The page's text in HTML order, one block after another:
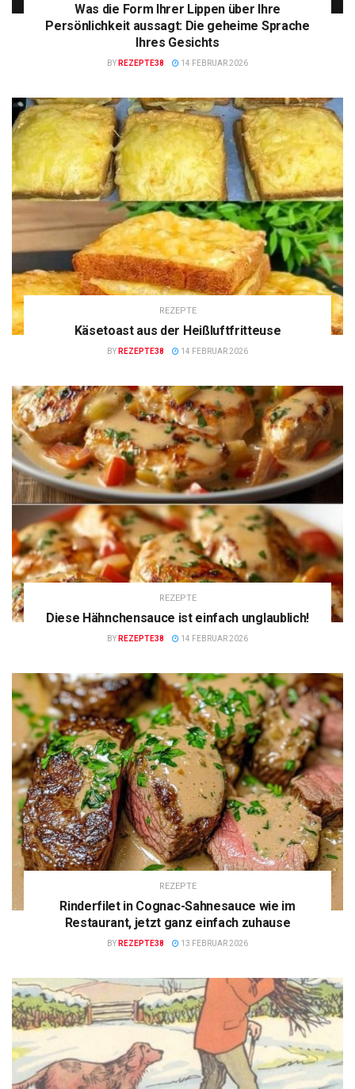
Was die Form Ihrer Lippen über Ihre
Persönlichkeit aussagt: Die geheime Sprache
Ihres Gesichts
BY REZEPTE38 14 FEBRUAR 2026
REZEPTE
Käsetoast aus der Heißluftfritteuse
BY REZEPTE38 14 FEBRUAR 2026
REZEPTE
Diese Hähnchensauce ist einfach unglaublich!
BY REZEPTE38 14 FEBRUAR 2026
REZEPTE
Rinderfilet in Cognac-Sahnesauce wie im
Restaurant, jetzt ganz einfach zuhause
BY REZEPTE38 13 FEBRUAR 2026